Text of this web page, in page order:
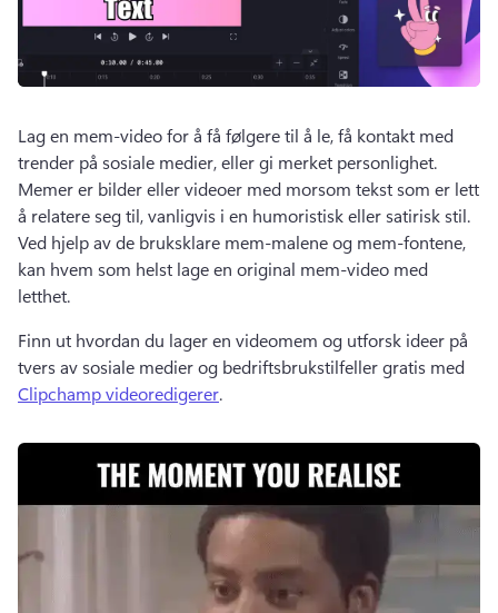
Lag en mem-video for å få følgere til å le, få kontakt med
Memer er bilder eller videoer med morsom tekst som er lett
Ved hjelp av de bruksklare mem-malene og mem-fontene,
kan hvem som helst lage en original mem-video med
letthet.
Finn ut hvordan du lager en videomem og utforsk ideer på
tvers av sosiale medier og bedriftsbrukstilfeller gratis med
Clipchamp videoredigerer.